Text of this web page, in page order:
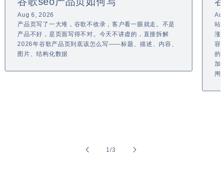
Aug 6, 2026
产品页写了一大堆，谷歌不收录，客户看一眼就走。不是
产品不好，是页面写得不对。今天不讲虚的，直接拆解
2026年谷歌产品页到底该怎么写——标题、描述、内容、
图片、结构化数据
站
涨
容
的
加
1/of
3